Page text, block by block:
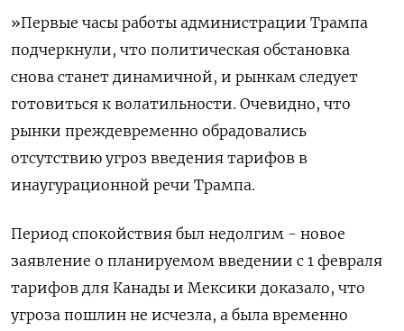
»Первые часы работы администрации Трампа
подчеркнули, что политическая обстановка
снова станет динамичной, и рынкам следует
готовиться к волатильности. Очевидно, что
рынки преждевременно обрадовались
отсутствию угроз введения тарифов в
инаугурационной речи Трампа.
Период спокойствия был недолгим - новое
заявление о планируемом введении с 1 февраля
тарифов для Канады и Мексики доказало, что
угроза пошлин не исчезла, а была временно